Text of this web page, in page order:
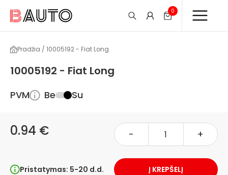
0
Pradžia / 10005192 - Fiat Long
10005192 - Fiat Long
PVM Be Su
0.94 € - +
Pristatymas: 5-20 d.d. Į KREPŠELĮ